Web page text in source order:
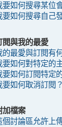
要如何搜尋某位
要如何搜尋自己
閱與我的最愛
的最愛與訂閱有
要如何對特定的
要如何訂閱特定
要如何取消訂閱？
加檔案
個討論區允許上